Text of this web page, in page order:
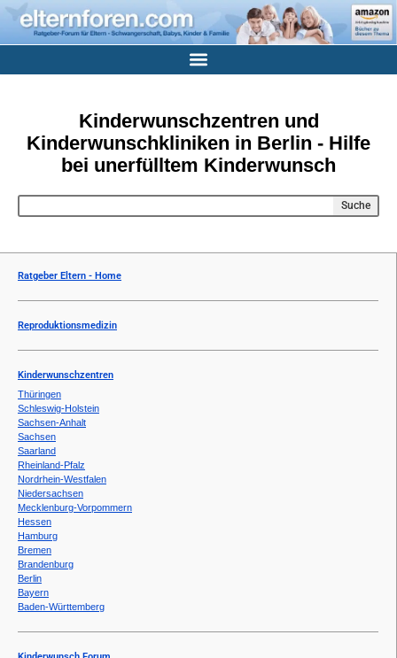
Kinderwunschzentren und
Kinderwunschkliniken in Berlin - Hilfe
bei unerfülltem Kinderwunsch
Suche
Ratgeber Eltern - Home
Reproduktionsmedizin
Kinderwunschzentren
Thüringen
Schleswig-Holstein
Sachsen-Anhalt
Sachsen
Saarland
Rheinland-Pfalz
Nordrhein-Westfalen
Niedersachsen
Mecklenburg-Vorpommern
Hessen
Hamburg
Bremen
Brandenburg
Berlin
Bayern
Baden-Württemberg